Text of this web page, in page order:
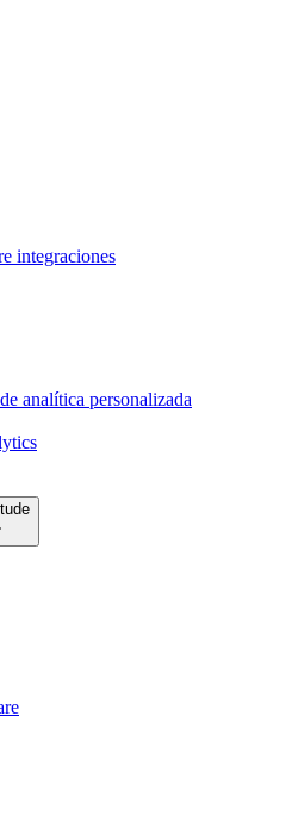
integraciones
analítica personalizada